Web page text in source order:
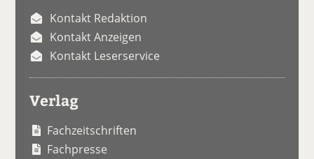
Kontakt Redaktion
Kontakt Anzeigen
Kontakt Leserservice
Verlag
Fachzeitschriften
Fachpresse